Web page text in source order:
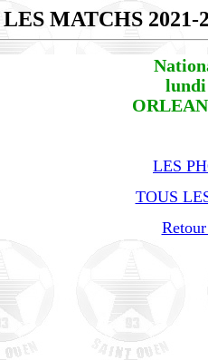
LES MATCHS
lundi
LES
TOUS